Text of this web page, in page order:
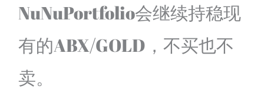
NuNuPortfolio会继续持稳现
有的ABX/GOLD，不买也不
卖。